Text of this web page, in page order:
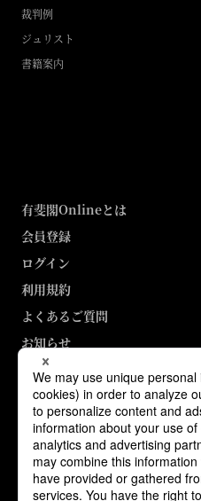
裁判例
ジュリスト
書籍案内
有斐閣Onlineとは
会員登録
ログイン
利用規約
よくあるご質問
お知らせ